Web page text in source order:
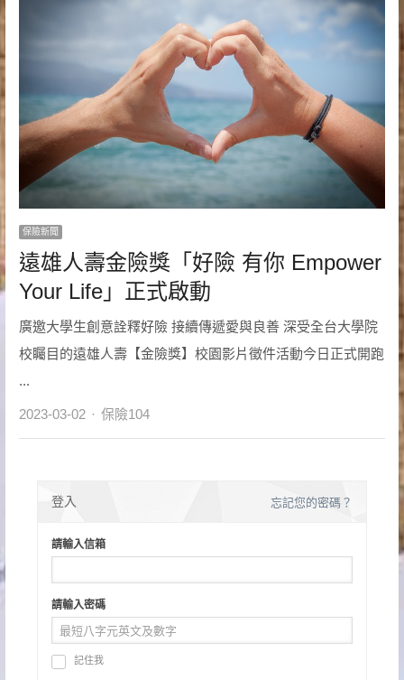
保險新聞
遠雄人壽金險獎「好險 有你 Empower
Your Life」正式啟動
廣邀大學生創意詮釋好險 接續傳遞愛與良善 深受全台大學院
校矚目的遠雄人壽【金險獎】校園影片徵件活動今日正式開跑
...
2023-03-02 Author
保險104
登入 忘記您的密碼？
請輸入信箱
請輸入密碼
記住我